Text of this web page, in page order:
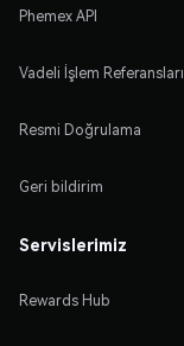
Phemex API
Vadeli İşlem Referansları
Resmi Doğrulama
Geri bildirim
Servislerimiz
Rewards Hub